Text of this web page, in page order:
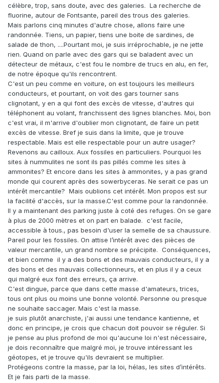
célèbre, trop, sans doute, avec des galeries. La recherche de
fluorine, autour de Fontsante, pareil des trous des galeries.
Mais parlons cinq minutes d'autre chose, allons faire une
randonnée. Tiens, un papier, tiens une boite de sardines, de
salade de thon, ....Pourtant moi, je suis irréprochable, je ne jette
rien. Quand on parle avec des gars qui se baladent avec un
détecteur de métaux, c'est fou le nombre de trucs en alu, en fer,
de notre époque qu'ils rencontrent.
C'est un peu comme en voiture, on est toujours les meilleurs
conducteurs, et pourtant, on voit des gars tourner sans
clignotant, y en a qui font des excès de vitesse, d'autres qui
téléphonent au volant, franchissent des lignes blanches. Moi, bon
c'est vrai, il m'arrive d'oublier mon clignotant, de faire un petit
excès de vitesse. Bref je suis dans la limite, que je trouve
respectable. Mais est elle respectable pour un autre usager?
Revenons au cailloux. Aux fossiles en particuliers. Pourquoi les
sites à nummulites ne sont ils pas pillés comme les sites à
ammonites? Et encore dans les sites à ammonites, y a pas grand
monde qui courent après des sowerbyceras. Ne serait ce pas un
intérêt mercantile? Mais oublions cet intérêt. Mon propos est sur
la facilité d'accès, sur la masse.C'est comme pour la randonnée.
Il y a maintenant des parking juste à coté des refuges. On se gare
à plus de 2000 mètres et on part en balade. c'est facile,
accessible à tous., pas besoin d'user la semelle de sa chaussure.
Pareil pour les fossiles. On attise l’intérêt avec des pièces de
valeur mercantile, un grand nombre se précipite. Conséquences,
et bien comme il y a des bons et des mauvais conducteurs, il y a
des bons et des mauvais collectionneurs, et en plus il y a ceux
qui malgré eux font des erreurs, ça arrive.
C'est dingue, parce que dans cette masse d'amateurs, trices,
tous ont plus ou moins une bonne volonté. Personne ou presque
ne souhaite saccager. Mais c'est la masse.
je suis plutôt anarchiste, j'ai aussi une tendance kantienne, et
donc en principe, je crois que chacun doit pouvoir se réguler. Si
je pense au plus profond de moi qu'aucune loi n'est nécessaire,
je dois reconnaître que malgré moi, je trouve intéressant les
géotopes, et je trouve qu'ils devraient se multiplier.
Protégeons contre la masse, par la loi, hélas, les sites d’intérêts.
Et je fais parti de la masse.